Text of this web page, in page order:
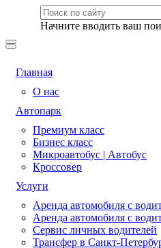
Начните вводить ваш
Главная
О нас
Автопарк
Премиум класс
Бизнес класс
Микроавтобус | Автобус
Кроссовер
Услуги
Аренда автомобиля с
Аренда автомобиля с
Сервис личных водителей
Трансфер в Санкт-